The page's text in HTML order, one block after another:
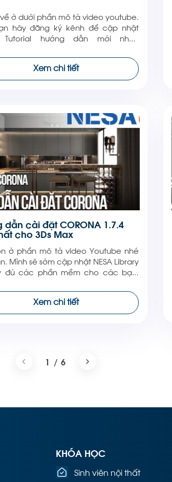
ở dưới phần mô tả video youtube.
hãy đăng ký kênh để cập nhật
Tutorial hướng dẫn mới nhất.
các phiên bản mới nhất trên trong
Library. Các bạn chưa biết ở đâu
click vào link
Xem chi tiết
dẫn cài đặt CORONA 1.7.4
cho 3Ds Max
ở phần mô tả video Youtube nhé
Mình sẽ sớm cập nhật NESA Library
đủ các phần mềm cho các bạn.
phiên bản mới nhất trên trong
Library. Các bạn chưa biết ở đâu
click vào link
Xem chi tiết
1 / 6
KHÓA HỌC
Sinh viên nội thất